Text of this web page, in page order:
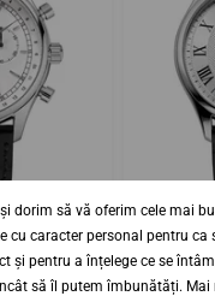
Classics
Triple
296SW5B6
Heart
dorim să vă oferim cele mai
cu caracter personal pentru ca
și pentru a înțelege ce se
să îl putem îmbunătăți. Mai